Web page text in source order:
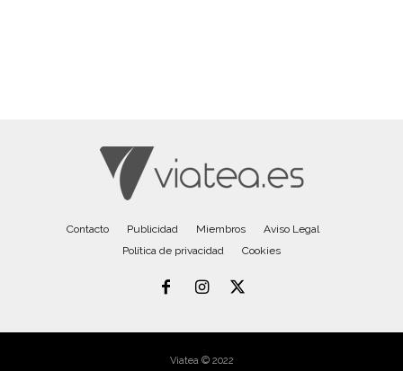
Contacto Publicidad Miembros
Aviso Legal
Política de privacidad
Cookies
Viatea © 2022